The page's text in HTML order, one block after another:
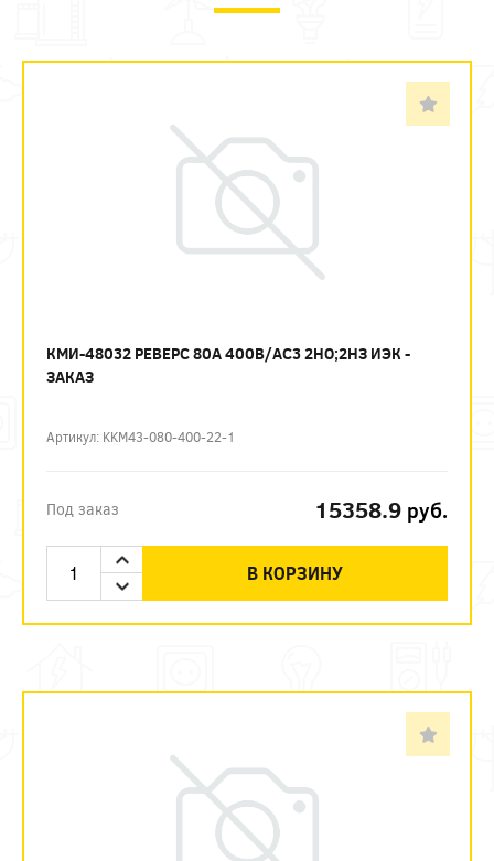
КМИ-48032 РЕВЕРС 80А 400В/АС3 2НО;2НЗ ИЭК -
ЗАКАЗ
Артикул: KKM43-080-400-22-1
Под заказ 15358.9 руб.
В КОРЗИНУ